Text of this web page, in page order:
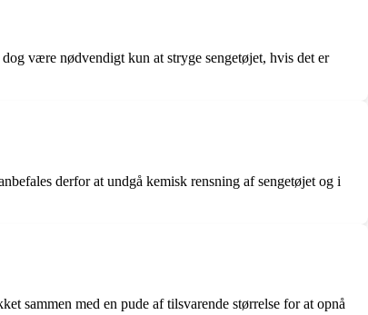
være nødvendigt kun at stryge sengetøjet, hvis det er
derfor at undgå kemisk rensning af sengetøjet og i
sammen med en pude af tilsvarende størrelse for at opnå